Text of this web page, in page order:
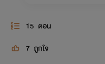
15 ตอน
7 ถูกใจ